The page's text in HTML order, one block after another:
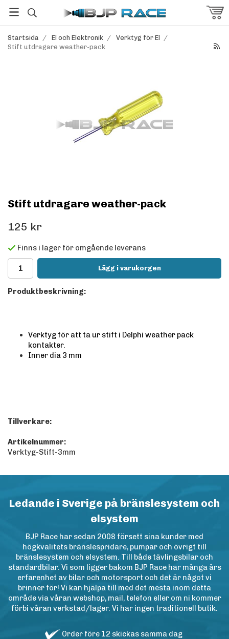
Startsida / El och Elektronik / Verktyg för El
/
Stift utdragare weather-pack
Stift utdragare weather-pack
125 kr
Finns i lager för omgående leverans
Lägg i varukorgen
Produktbeskrivning:
Verktyg för att ta ur stift i Delphi weather pack
kontakter.
Inner dia 3 mm
Tillverkare:
Artikelnummer:
Verktyg-Stift-3mm
Ledande i Sverige på bränslesystem och
elsystem
BJP Race har sedan 2008 försett sina kunder med
högkvalitets bränslespridare, pumpar och övrigt till
bränslesystem och elsystem. Till både tävlingsbilar och
standardbilar. Vi som ligger bakom BJP Race har många års
erfarenhet av bilar och motorsport och det är något vi
brinner för! Vi kan hjälpa till med det mesta inom detta
område via våran webshop, mail, telefon eller om ni kommer
förbi våran verkstad/lager. Vi har ingen traditionell butik.
Order före 12 skickas samma dag